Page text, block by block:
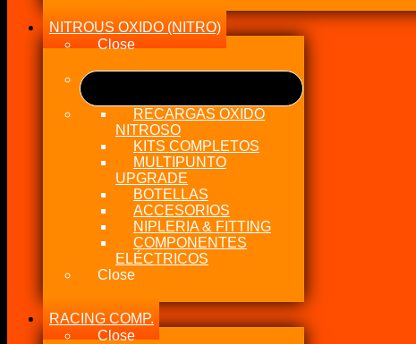
NITROUS OXIDO (NITRO)
Close
RECARGAS OXIDO
NITROSO
KITS COMPLETOS
MULTIPUNTO
UPGRADE
BOTELLAS
ACCESORIOS
NIPLERIA & FITTING
COMPONENTES
ELÉCTRICOS
Close
RACING COMP.
Close